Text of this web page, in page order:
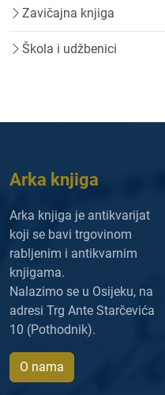
Zavičajna knjiga
Škola i udžbenici
Arka knjiga
Arka knjiga je antikvarijat
koji se bavi trgovinom
rabljenim i antikvarnim
knjigama.
Nalazimo se u Osijeku, na
adresi Trg Ante Starčevića
10 (Pothodnik).
O nama